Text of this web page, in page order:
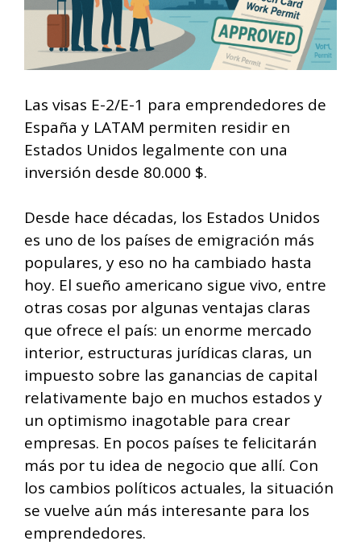
Las visas E-2/E-1 para emprendedores de
España y LATAM permiten residir en
Estados Unidos legalmente con una
inversión desde 80.000 $.
Desde hace décadas, los Estados Unidos
es uno de los países de emigración más
populares, y eso no ha cambiado hasta
hoy. El sueño americano sigue vivo, entre
otras cosas por algunas ventajas claras
que ofrece el país: un enorme mercado
interior, estructuras jurídicas claras, un
impuesto sobre las ganancias de capital
relativamente bajo en muchos estados y
un optimismo inagotable para crear
empresas. En pocos países te felicitarán
más por tu idea de negocio que allí. Con
los cambios políticos actuales, la situación
se vuelve aún más interesante para los
emprendedores.